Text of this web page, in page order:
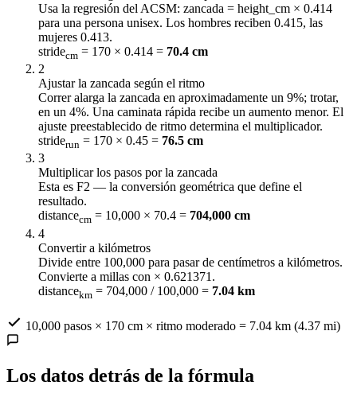
Usa la regresión del ACSM: zancada = height_cm × 0.414
para una persona unisex. Los hombres reciben 0.415, las
mujeres 0.413.
stridecm = 170 × 0.414 = 70.4 cm
2
Ajustar la zancada según el ritmo
Correr alarga la zancada en aproximadamente un 9%; trotar,
en un 4%. Una caminata rápida recibe un aumento menor. El
ajuste preestablecido de ritmo determina el multiplicador.
striderun = 170 × 0.45 = 76.5 cm
3
Multiplicar los pasos por la zancada
Esta es F2 — la conversión geométrica que define el
resultado.
distancecm = 10,000 × 70.4 = 704,000 cm
4
Convertir a kilómetros
Divide entre 100,000 para pasar de centímetros a kilómetros.
Convierte a millas con × 0.621371.
distancekm = 704,000 / 100,000 = 7.04 km
10,000 pasos × 170 cm × ritmo moderado = 7.04 km (4.37 mi)
Los datos detrás de la fórmula